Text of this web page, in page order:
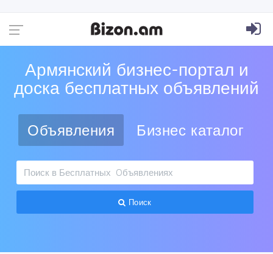
Армянский бизнес-портал и
доска бесплатных объявлений
Объявления Бизнес каталог
Поиск